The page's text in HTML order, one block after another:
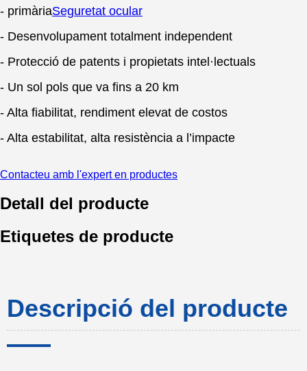
- primàriaSeguretat ocular
- Desenvolupament totalment independent
- Protecció de patents i propietats intel·lectuals
- Un sol pols que va fins a 20 km
- Alta fiabilitat, rendiment elevat de costos
- Alta estabilitat, alta resistència a l’impacte
Contacteu amb l'expert en productes
Detall del producte
Etiquetes de producte
Descripció del producte